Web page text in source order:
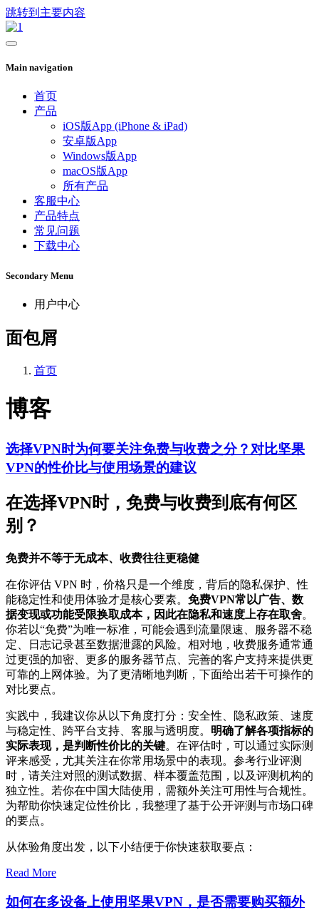
跳转到主要内容
Main navigation
首页
产品
iOS版App (iPhone & iPad)
安卓版App
Windows版App
macOS版App
所有产品
客服中心
产品特点
常见问题
下载中心
Secondary Menu
用户中心
面包屑
首页
博客
选择VPN时为何要关注免费与收费之分？对比坚果
VPN的性价比与使用场景的建议
在选择VPN时，免费与收费到底有何区
别？
免费并不等于无成本、收费往往更稳健
在你评估 VPN 时，价格只是一个维度，背后的隐私保护、性
能稳定性和使用体验才是核心要素。 免费VPN常以广告、数
据变现或功能受限换取成本，因此在隐私和速度上存在取舍。
你若以“免费”为唯一标准，可能会遇到流量限速、服务器不稳
定、日志记录甚至数据泄露的风险。相对地，收费服务通常通
过更强的加密、更多的服务器节点、完善的客户支持来提供更
可靠的上网体验。为了更清晰地判断，下面给出若干可操作的
对比要点。
实践中，我建议你从以下角度打分：安全性、隐私政策、速度
与稳定性、跨平台支持、客服与透明度。 明确了解各项指标的
实际表现，是判断性价比的关键。在评估时，可以通过实际测
评来感受，尤其关注在你常用场景中的表现。参考行业评测
时，请关注对照的测试数据、样本覆盖范围，以及评测机构的
独立性。若你在中国大陆使用，需额外关注可用性与合规性。
为帮助你快速定位性价比，我整理了基于公开评测与市场口碑
的要点。
从体验角度出发，以下小结便于你快速获取要点：
Read More
如何在多设备上使用坚果VPN，是否需要购买额外